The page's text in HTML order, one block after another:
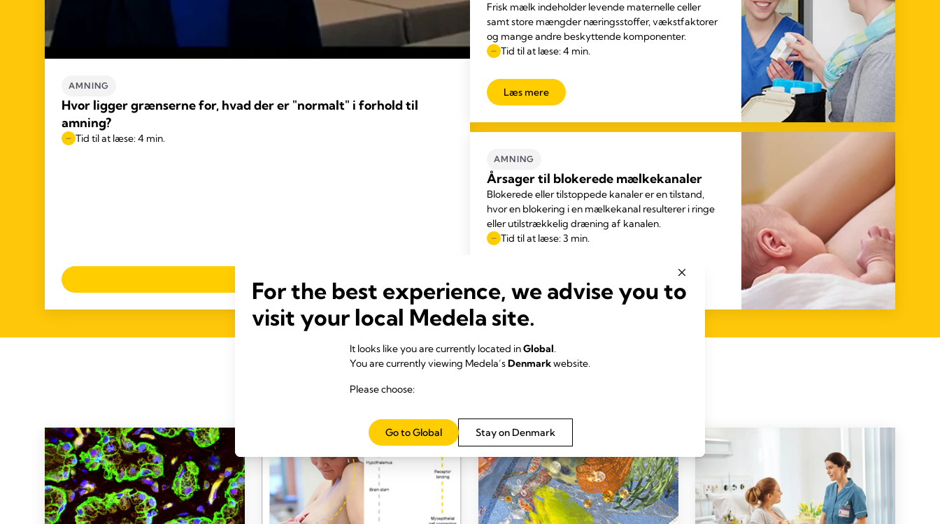
AMNING
Hvor ligger grænserne for, hvad der er "normalt" i forhold til
amning?
Tid til at læse: 4 min.
Læs mere
Frisk mælk indeholder levende maternelle celler
samt store mængder næringsstoffer, vækstfaktorer
og mange andre beskyttende komponenter.
Tid til at læse: 4 min.
Læs mere
AMNING
Årsager til blokerede mælkekanaler
Blokerede eller tilstoppede kanaler er en tilstand,
hvor en blokering i en mælkekanal resulterer i ringe
eller utilstrækkelig dræning af kanalen.
Tid til at læse: 3 min.
Alle
For the best experience, we advise you to
visit your local Medela site.
It looks like you are currently located inGlobal.
You are currently viewing Medela’sDenmarkwebsite.
Please choose:
Stay on Denmark
Go to Global